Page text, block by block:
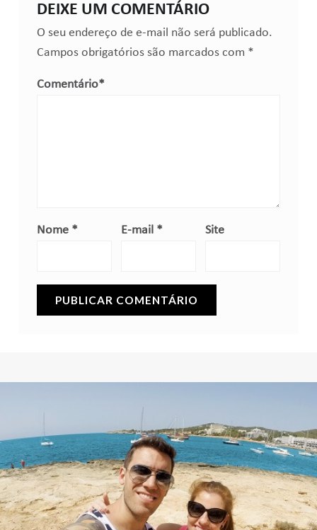
DEIXE UM COMENTÁRIO
O seu endereço de e-mail não será publicado.
Campos obrigatórios são marcados com *
Comentário*
Nome * E-mail * Site